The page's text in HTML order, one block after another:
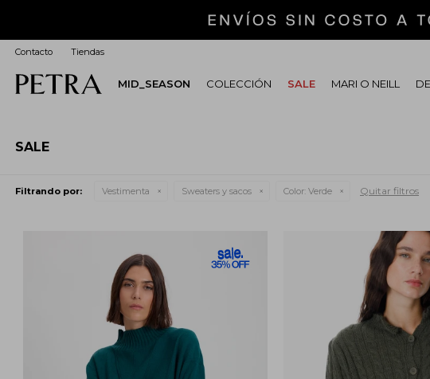
MID_SEASON COLECCIÓN SALE MARI O NEILL
Contacto Tiendas
SALE
Filtrando por: Vestimenta Sweaters y sacos Color: Verde Quitar filtros